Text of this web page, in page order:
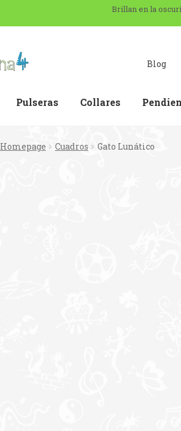
Brillan en la
Blog
Pulseras Collares
¿Quiénes somos? Blog
Homepage Cuadros Gato Lunático